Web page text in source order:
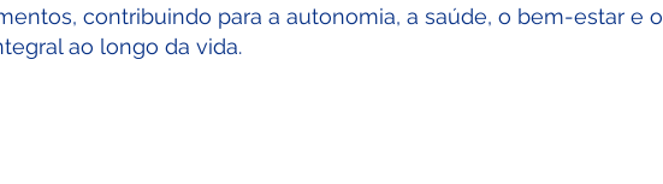
contribuindo para a autonomia, a saúde, o bem-estar e o
ao longo da vida.